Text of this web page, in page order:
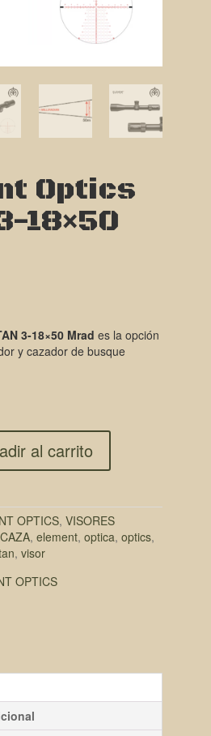
Optics
18×50
3-18×50 Mrad es la opción
y cazador de busque
al carrito
OPTICS, VISORES
CAZA, element, optica, optics,
, visor
OPTICS